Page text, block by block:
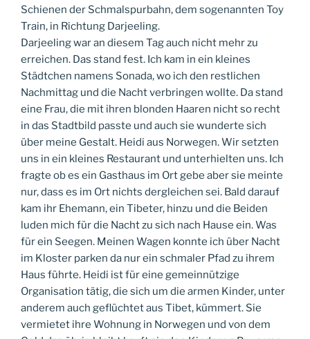
Schienen der Schmalspurbahn, dem sogenannten Toy
Train, in Richtung Darjeeling.
Darjeeling war an diesem Tag auch nicht mehr zu
erreichen. Das stand fest. Ich kam in ein kleines
Städtchen namens Sonada, wo ich den restlichen
Nachmittag und die Nacht verbringen wollte. Da stand
eine Frau, die mit ihren blonden Haaren nicht so recht
in das Stadtbild passte und auch sie wunderte sich
über meine Gestalt. Heidi aus Norwegen. Wir setzten
uns in ein kleines Restaurant und unterhielten uns. Ich
fragte ob es ein Gasthaus im Ort gebe aber sie meinte
nur, dass es im Ort nichts dergleichen sei. Bald darauf
kam ihr Ehemann, ein Tibeter, hinzu und die Beiden
luden mich für die Nacht zu sich nach Hause ein. Was
für ein Seegen. Meinen Wagen konnte ich über Nacht
im Kloster parken da nur ein schmaler Pfad zu ihrem
Haus führte. Heidi ist für eine gemeinnützige
Organisation tätig, die sich um die armen Kinder, unter
anderem auch geflüchtet aus Tibet, kümmert. Sie
vermietet ihre Wohnung in Norwegen und von dem